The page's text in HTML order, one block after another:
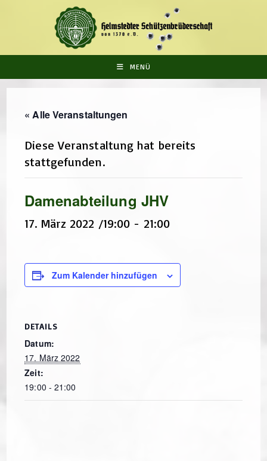
MENÜ
« Alle Veranstaltungen
Diese Veranstaltung hat bereits
stattgefunden.
Damenabteilung JHV
17. März 2022 /19:00 - 21:00
Zum Kalender hinzufügen
DETAILS
Datum:
17. März 2022
Zeit:
19:00 - 21:00